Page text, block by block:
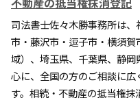
司法書士佐々木勝事務所は、
市・藤沢市・逗子市・横須
域）、埼玉県、千葉県、静
心に、全国の方のご相談に
す。相続・不動産の抵当権